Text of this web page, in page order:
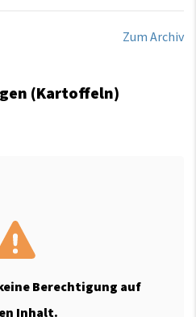
Zum Archiv
(Kartoffeln)
Berechtigung auf
Inhalt.